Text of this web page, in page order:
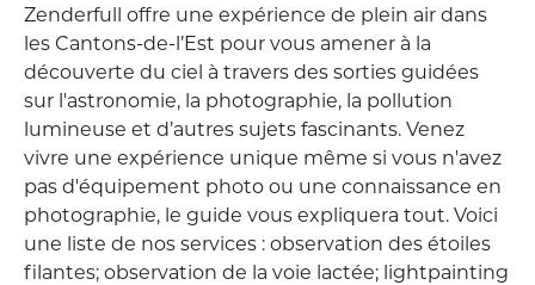
Zenderfull offre une expérience de plein air dans
les Cantons-de-l’Est pour vous amener à la
découverte du ciel à travers des sorties guidées
sur l'astronomie, la photographie, la pollution
lumineuse et d’autres sujets fascinants. Venez
vivre une expérience unique même si vous n'avez
pas d'équipement photo ou une connaissance en
photographie, le guide vous expliquera tout. Voici
une liste de nos services : observation des étoiles
filantes; observation de la voie lactée; lightpainting